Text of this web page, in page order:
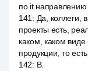
по it
141 : Да, коллеги,
проекты есть,
каком, каком
продукции, то
142: В.